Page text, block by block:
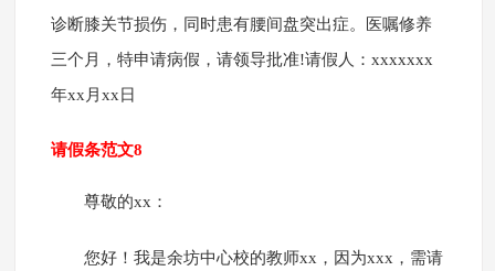
诊断膝关节损伤，同时患有腰间盘突出症。医嘱修养
三个月，特申请病假，请领导批准!请假人：xxxxxxx
年xx月xx日
请假条范文8
尊敬的xx：
您好！我是余坊中心校的教师xx，因为xxx，需请